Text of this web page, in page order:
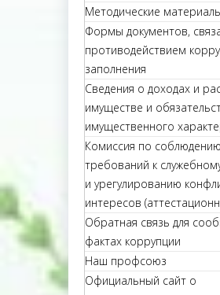
Методические
Формы документов,
противодействием
заполнения
Сведения о доходах и
имуществе и
имущественного
Комиссия по соблюдению
требований к
и урегулированию
интересов
Обратная связь для
фактах коррупции
Наш профсоюз
Официальный сайт о